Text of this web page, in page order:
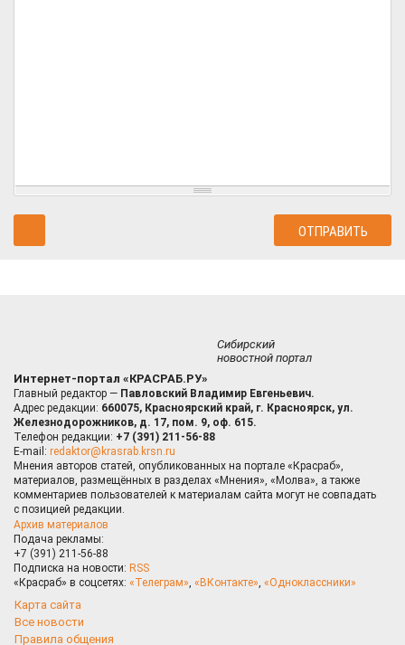
Сибирский
новостной портал
Интернет-портал «КРАСРАБ.РУ»
Главный редактор — Павловский Владимир Евгеньевич.
Адрес редакции: 660075, Красноярский край, г. Красноярск, ул.
Железнодорожников, д. 17, пом. 9, оф. 615.
Телефон редакции: +7 (391) 211-56-88
E-mail: redaktor@krasrab.krsn.ru
Мнения авторов статей, опубликованных на портале «Красраб»,
материалов, размещённых в разделах «Мнения», «Молва», а также
комментариев пользователей к материалам сайта могут не совпадать
с позицией редакции.
Архив материалов
Подача рекламы:
+7 (391) 211-56-88
Подписка на новости: RSS
«Красраб» в соцсетях: «Телеграм», «ВКонтакте», «Одноклассники»
Карта сайта
Все новости
Правила общения